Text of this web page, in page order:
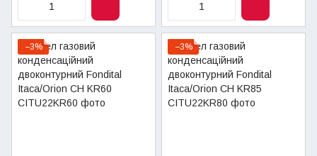
−3% −3%